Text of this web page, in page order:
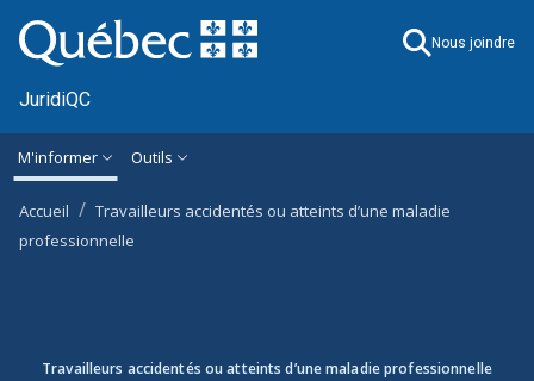
Ignorer et accéder à l'information générale
M'informer Outils
Accueil
Travailleurs accidentés ou atteints d’une maladie
professionnelle
Travailleurs accidentés ou atteints d’une maladie professionnelle